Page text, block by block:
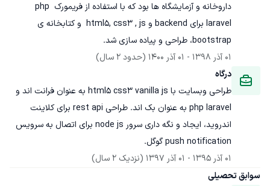
داروخانه و آزمایشگاه ها بود که با استفاده از فریمورک php
laravel برای backend و html5, css3 , js  و کتابخانه ی
bootstrap، طراحی و پیاده سازی شد.
01 آذر 1398
- 01 آذر 1400
(حدود 2 سال)
درگاه
طراحی وبسایت با html5 css3 vanilla js به عنوان فرانت اند و
php laravel به عنوان بک اند. طراحی rest api برای کلاینت
اندروید، ایجاد و نگه داری سرور node js برای اتصال به سرویس
push notification گوگل.
01 آذر 1395
- 01 آذر 1397
(نزدیک 2 سال)
سوابق تحصیلی